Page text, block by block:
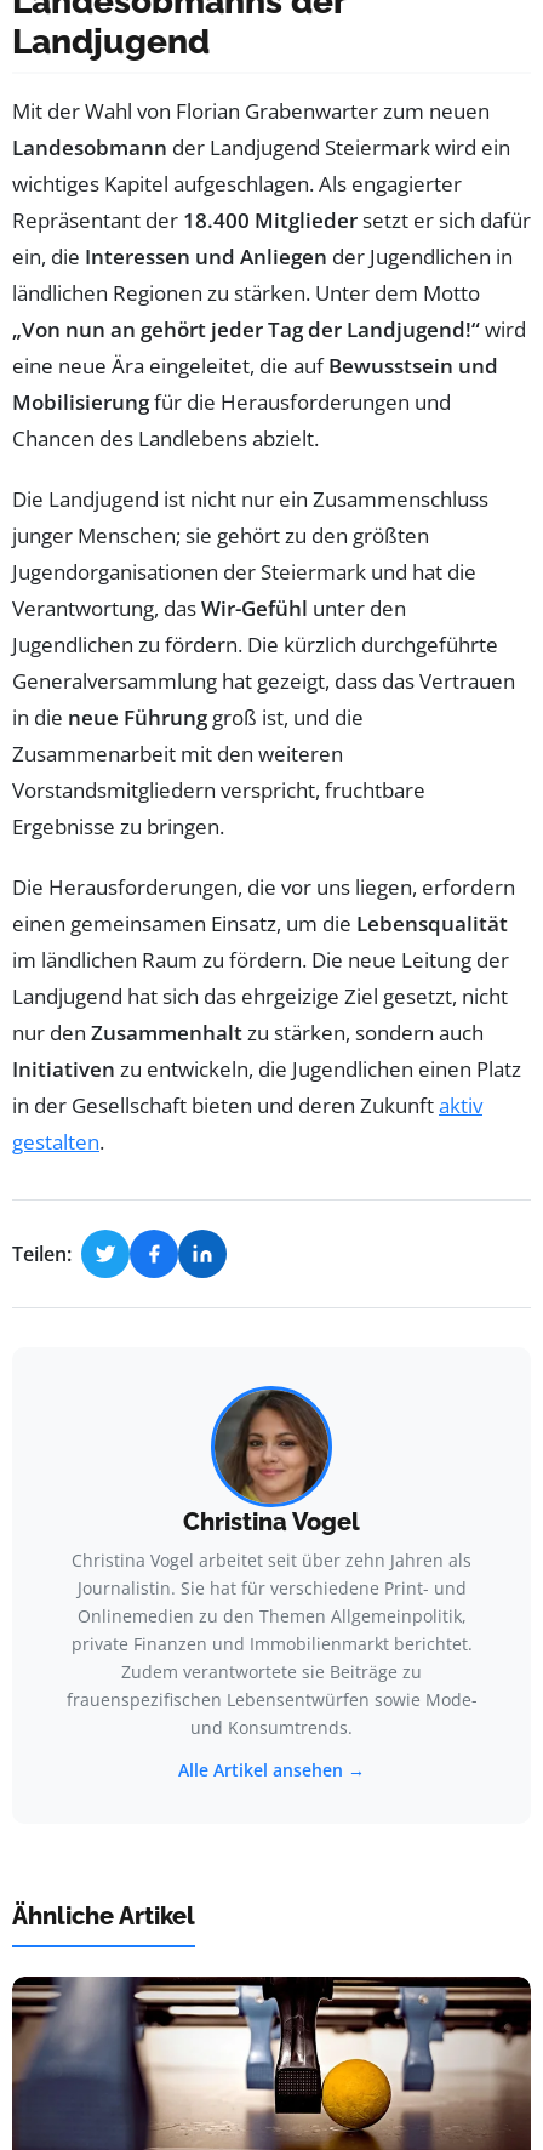
Landjugend
Mit der Wahl von Florian Grabenwarter zum neuen
Landesobmann der Landjugend Steiermark wird ein
wichtiges Kapitel aufgeschlagen. Als engagierter
Repräsentant der 18.400 Mitgliedersetzt er sich dafür
ein, die Interessen und Anliegen der Jugendlichen in
ländlichen Regionen zu stärken. Unter dem Motto
„Von nun an gehört jeder Tag der Landjugend!“wird
eine neue Ära eingeleitet, die aufBewusstsein und
Mobilisierungfür die Herausforderungen und
Chancen des Landlebens abzielt.
Die Landjugend ist nicht nur ein Zusammenschluss
junger Menschen; sie gehört zu den größten
Jugendorganisationen der Steiermark und hat die
Verantwortung, dasWir-Gefühl unter den
Jugendlichen zu fördern. Die kürzlich durchgeführte
Generalversammlung hat gezeigt, dass das Vertrauen
in die neue Führunggroß ist, und die
Zusammenarbeit mit den weiteren
Vorstandsmitgliedern verspricht, fruchtbare
Ergebnisse zu bringen.
Die Herausforderungen, die vor uns liegen, erfordern
einen gemeinsamen Einsatz, um die Lebensqualität
im ländlichen Raum zu fördern. Die neue Leitung der
Landjugend hat sich das ehrgeizige Ziel gesetzt, nicht
nur den Zusammenhaltzu stärken, sondern auch
Initiativen zu entwickeln, die Jugendlichen einen Platz
in der Gesellschaft bieten und deren Zukunftaktiv
gestalten.
Teilen:
Christina Vogel
Christina Vogel arbeitet seit über zehn Jahren als
Journalistin. Sie hat für verschiedene Print- und
Onlinemedien zu den Themen Allgemeinpolitik,
private Finanzen und Immobilienmarkt berichtet.
Zudem verantwortete sie Beiträge zu
frauenspezifischen Lebensentwürfen sowie Mode-
und Konsumtrends.
Alle Artikel ansehen →
Ähnliche Artikel